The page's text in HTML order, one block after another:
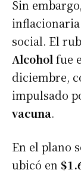
Sin
social. El
Alcohol fue
diciembre,
impulsado
vacuna.
En el plano
ubicó en